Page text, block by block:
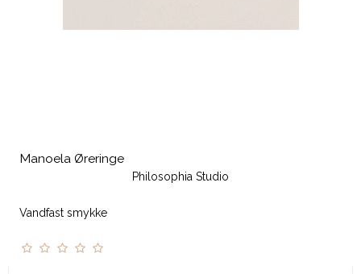
Manoela Øreringe
Philosophia Studio
Vandfast smykke